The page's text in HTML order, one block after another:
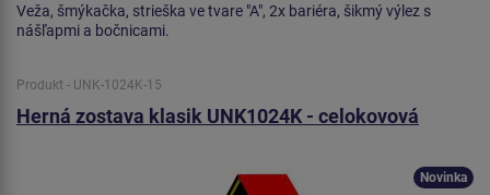
Veža, šmýkačka, strieška ve tvare "A", 2x bariéra, šikmý výlez s
nášľapmi a bočnicami.
Produkt - UNK-1024K-15
Herná zostava klasik UNK1024K - celokovová
Novinka